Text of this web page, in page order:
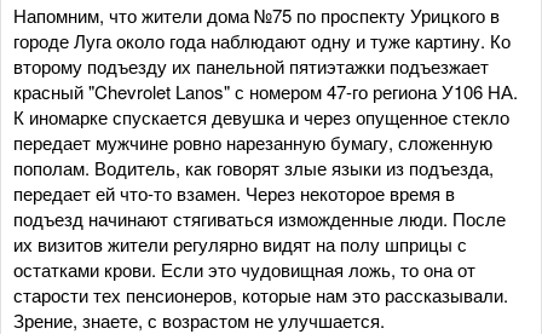
Напомним, что жители дома №75 по проспекту Урицкого в
городе Луга около года наблюдают одну и туже картину. Ко
второму подъезду их панельной пятиэтажки подъезжает
красный "Chevrolet Lanos" с номером 47-го региона У106 НА.
К иномарке спускается девушка и через опущенное стекло
передает мужчине ровно нарезанную бумагу, сложенную
пополам. Водитель, как говорят злые языки из подъезда,
передает ей что-то взамен. Через некоторое время в
подъезд начинают стягиваться изможденные люди. После
их визитов жители регулярно видят на полу шприцы с
остатками крови. Если это чудовищная ложь, то она от
старости тех пенсионеров, которые нам это рассказывали.
Зрение, знаете, с возрастом не улучшается.